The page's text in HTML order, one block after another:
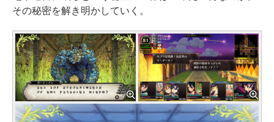
その秘密を解き明かしていく。